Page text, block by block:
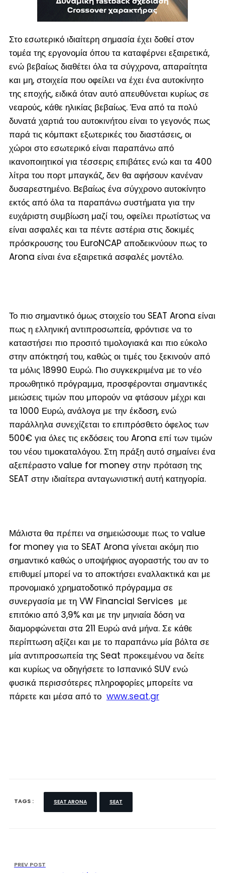
Στο εσωτερικό ιδιαίτερη σημασία έχει δοθεί στον
τομέα της εργονομία όπου τα καταφέρνει εξαιρετικά,
ενώ βεβαίως διαθέτει όλα τα σύγχρονα, απαραίτητα
και μη, στοιχεία που οφείλει να έχει ένα αυτοκίνητο
της εποχής, ειδικά όταν αυτό απευθύνεται κυρίως σε
νεαρούς, κάθε ηλικίας βεβαίως. Ένα από τα πολύ
δυνατά χαρτιά του αυτοκινήτου είναι το γεγονός πως
παρά τις κόμπακτ εξωτερικές του διαστάσεις, οι
χώροι στο εσωτερικό είναι παραπάνω από
ικανοποιητικοί για τέσσερις επιβάτες ενώ και τα 400
λίτρα του πορτ μπαγκάζ, δεν θα αφήσουν κανέναν
δυσαρεστημένο. Βεβαίως ένα σύγχρονο αυτοκίνητο
εκτός από όλα τα παραπάνω συστήματα για την
ευχάριστη συμβίωση μαζί του, οφείλει πρωτίστως να
είναι ασφαλές και τα πέντε αστέρια στις δοκιμές
πρόσκρουσης του EuroNCAP αποδεικνύουν πως το
Arona είναι ένα εξαιρετικά ασφαλές μοντέλο.
Το πιο σημαντικό όμως στοιχείο του SEAT Arona είναι
πως η ελληνική αντιπροσωπεία, φρόντισε να το
καταστήσει πιο προσιτό τιμολογιακά και πιο εύκολο
στην απόκτησή του, καθώς οι τιμές του ξεκινούν από
τα μόλις 18990 Ευρώ. Πιο συγκεκριμένα με το νέο
προωθητικό πρόγραμμα, προσφέρονται σημαντικές
μειώσεις τιμών που μπορούν να φτάσουν μέχρι και
τα 1000 Ευρώ, ανάλογα με την έκδοση, ενώ
παράλληλα συνεχίζεται το επιπρόσθετο όφελος των
500€ για όλες τις εκδόσεις του Arona επί των τιμών
του νέου τιμοκαταλόγου. Στη πράξη αυτό σημαίνει ένα
αξεπέραστο value for money στην πρόταση της
SEAT στην ιδιαίτερα ανταγωνιστική αυτή κατηγορία.
Μάλιστα θα πρέπει να σημειώσουμε πως το value
for money για το SEAT Arona γίνεται ακόμη πιο
σημαντικό καθώς ο υποψήφιος αγοραστής του αν το
επιθυμεί μπορεί να το αποκτήσει εναλλακτικά και με
προνομιακό χρηματοδοτικό πρόγραμμα σε
συνεργασία με τη VW Financial Services με
επιτόκιο από 3,9% και με την μηνιαία δόση να
διαμορφώνεται στα 211 Ευρώ ανά μήνα. Σε κάθε
περίπτωση αξίζει και με το παραπάνω μία βόλτα σε
μία αντιπροσωπεία της Seat προκειμένου να δείτε
και κυρίως να οδηγήσετε το Ισπανικό SUV ενώ
φυσικά περισσότερες πληροφορίες μπορείτε να
πάρετε και μέσα από το www.seat.gr
TAGS : SEAT ARONA SEAT
PREV POST